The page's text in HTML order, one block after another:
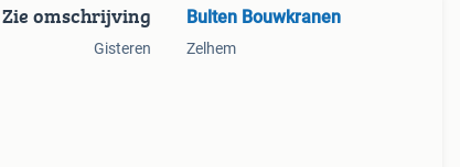
Zie omschrijving
Gisteren
Bulten Bouwkranen
Zelhem